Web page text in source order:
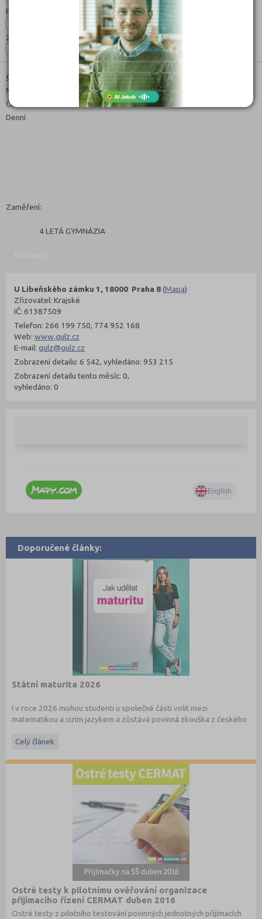
Forma:
Zaměření:
Gymnázium (7941K41)
Maturitní
Čeština
Denní
Zaměření:
4 LETÁ GYMNÁZIA
U Libeňského zámku 1, 18000 Praha 8(Mapa)
Zřizovatel: Krajské
IČ: 61387509
Telefon: 266 199 750, 774 952 168
Web: www.gulz.cz
E-mail: gulz@gulz.cz
Zobrazení detailu: 6 542, vyhledáno: 953 215
Zobrazení detailu tento měsíc: 0,
vyhledáno: 0
Doporučené články:
Státní maturita 2026
I v roce 2026 mohou studenti u společné části volit mezi
matematikou a cizím jazykem a zůstává povinná zkouška z českého
informacemi.
Celý článek
Ostré testy k pilotnímu ověřování organizace
přijímacího řízení CERMAT duben 2016
Ostré testy z pilotního testování povinných jednotných přijímacích